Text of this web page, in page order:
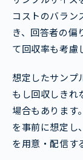
コストのバラン
き、回答者の偏
て回収率も考慮
想定したサンプ
もし回収しきれ
場合もあります
を事前に想定し
を用意・配信す